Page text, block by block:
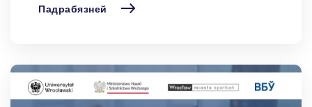
Падрабязней